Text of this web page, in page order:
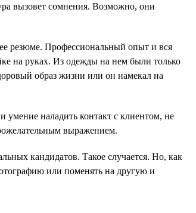
вызовет сомнения. Возможно, они
резюме. Профессиональный опыт и вся
на руках. Из одежды на нем были только
образ жизни или он намекал на
наладить контакт с клиентом, не
выражением.
кандидатов. Такое случается. Но, как
или поменять на другую и